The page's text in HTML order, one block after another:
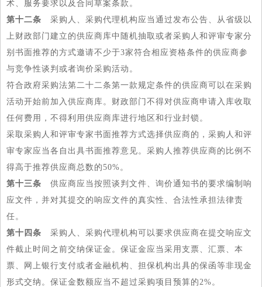
术、服务要求以及合同草案条款。
第十二条 采购人、采购代理机构应当通过发布公告、从省级以
上财政部门建立的供应商库中随机抽取或者采购人和评审专家分
别书面推荐的方式邀请不少于3家符合相应资格条件的供应商参
与竞争性谈判或者询价采购活动。
符合政府采购法第二十二条第一款规定条件的供应商可以在采购
活动开始前加入供应商库。财政部门不得对供应商申请入库收取
任何费用，不得利用供应商库进行地区和行业封锁。
采取采购人和评审专家书面推荐方式选择供应商的，采购人和评
审专家应当各自出具书面推荐意见。采购人推荐供应商的比例不
得高于推荐供应商总数的50%。
第十三条 供应商应当按照谈判文件、询价通知书的要求编制响
应文件，并对其提交的响应文件的真实性、合法性承担法律责
任。
第十四条 采购人、采购代理机构可以要求供应商在提交响应文
件截止时间之前交纳保证金。保证金应当采用支票、汇票、本
票、网上银行支付或者金融机构、担保机构出具的保函等非现金
形式交纳。保证金数额应当不超过采购项目预算的2%。